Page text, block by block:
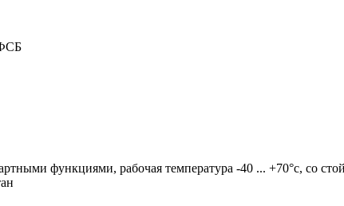
функциями, рабочая температура -40 ... +70°c, со